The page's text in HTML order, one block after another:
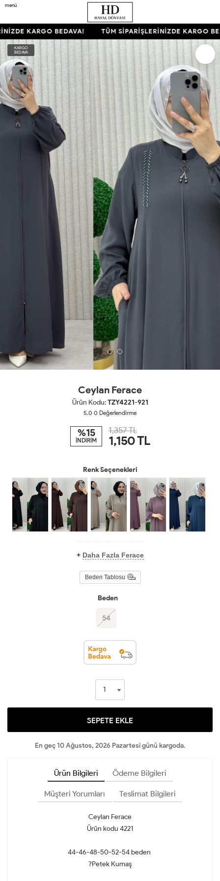
menü
KARGO BEDAVA! TÜM SİPARİŞLERİNİZDE KARGO
KARGO
BEDAVA
Ceylan Ferace
Ürün Kodu:TZY4221-921
5.0 0 Değerlendirme
%15
İNDİRİM
1,357 TL
1,150TL
Renk Seçenekleri
+ Daha Fazla Ferace
Beden Tablosu
Beden
54
SEPETE EKLE
En geç 10 Ağustos, 2026 Pazartesi günü kargoda.
Ürün Bilgileri Ödeme Bilgileri
Müşteri Yorumları Teslimat Bilgileri
Ceylan Ferace
Ürün kodu 4221
44-46-48-50-52-54 beden
?Petek Kumaş